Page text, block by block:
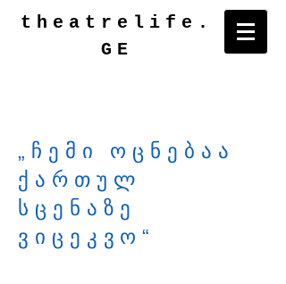
theatrelife.
GE
„ჩემი ოცნებაა
ქართულ
სცენაზე
ვიცეკვო“